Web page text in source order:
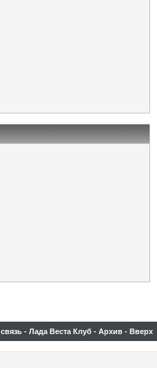
- Лада Веста Клуб - Архив - Вверх